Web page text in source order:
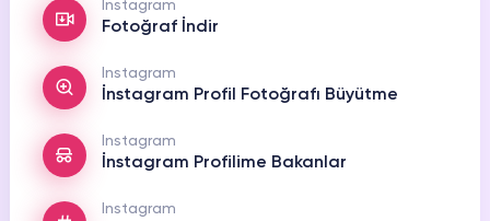
SNAPCHAT
Hizmetleri Hizmetleri Hizmetleri
THREADS
TikTok
HAKKIMIZDA
İletişim
Gizlilik Politikası
Instagram
Fotoğraf İndir
Instagram
İnstagram Profil Fotoğrafı Büyütme
Instagram
İnstagram Profilime Bakanlar
Instagram